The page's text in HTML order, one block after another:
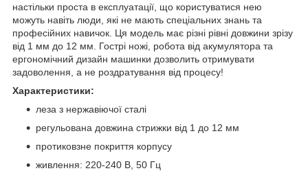
настільки проста в експлуатації, що користуватися нею
можуть навіть люди, які не мають спеціальних знань та
професійних навичок. Ця модель має різні рівні довжини зрізу
від 1 мм до 12 мм. Гострі ножі, робота від акумулятора та
ергономічний дизайн машинки дозволить отримувати
задоволення, а не роздратування від процесу!
Характеристики:
леза з нержавіючої сталі
регульована довжина стрижки від 1 до 12 мм
протиковзне покриття корпусу
живлення: 220-240 В, 50 Гц